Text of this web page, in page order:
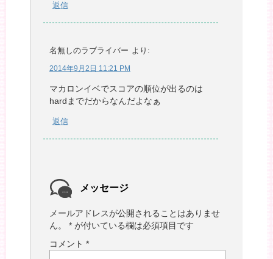
返信
名無しのラブライバー より:
2014年9月2日 11:21 PM
マカロンイベでスコアの順位が出るのは
hardまでだからなんだよなぁ
返信
メッセージ
メールアドレスが公開されることはありませ
ん。
* が付いている欄は必須項目です
コメント *